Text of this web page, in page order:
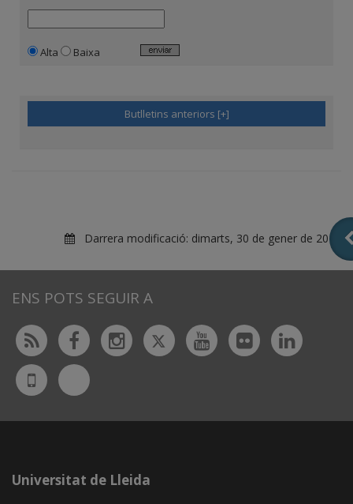
Alta Baixa
Butlletins anteriors [+]
Darrera modificació: dimarts, 30 de gener de 2018
ENS POTS SEGUIR A
Rss FacebookInstagram
TwitterYoutubeFlickr
UdL
App
Bluesky
Universitat de Lleida